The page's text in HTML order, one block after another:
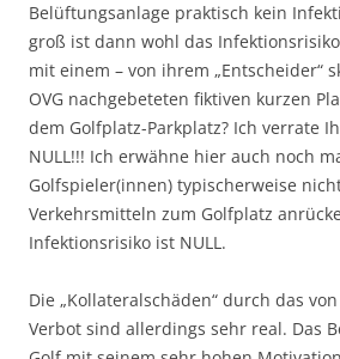
Belüftungsanlage praktisch kein
groß ist dann wohl das
mit einem – von ihrem „Entscheider“
OVG nachgebeteten fiktiven kurzen
dem Golfplatz-Parkplatz? Ich verrate
NULL!!! Ich erwähne hier auch noch
Golfspieler(innen) typischerweise
Verkehrsmitteln zum Golfplatz
Infektionsrisiko ist NULL.
Die „Kollateralschäden“ durch das
Verbot sind allerdings sehr real. Das